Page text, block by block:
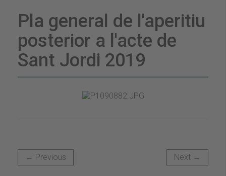
Pla general de l'aperitiu
posterior a l'acte de
Sant Jordi 2019
← Previous Next →